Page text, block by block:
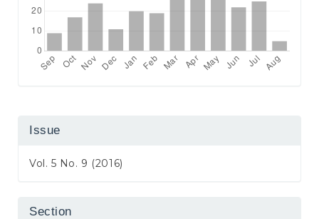
Issue
Vol. 5 No. 9 (2016)
Section